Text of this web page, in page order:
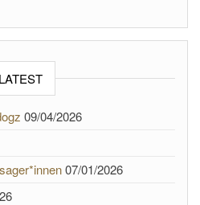
LATEST
09/04/2026
07/01/2026